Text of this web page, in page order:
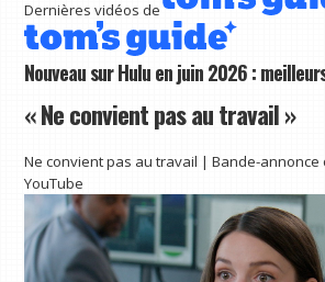
Dernières vidéos de
Nouveau sur Hulu en juin 2026 :
« Ne convient pas au travail »
Ne convient pas au travail | Bande-
YouTube